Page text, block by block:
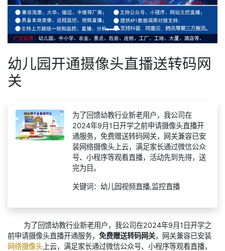
幼儿园开通摄像头直播送转码网
关
为了回馈幼教行业新老用户，我公司在
2024年9月1日开学之前申请摄像头直播开
通服务，免费赠送转码网关，网关兼容已安
装网络摄像头上云，满足家长通过微信公众
号、小程序等观看直播，活动先到先得，送
完为目。
关键词：幼儿园视频直播,监控直播
为了回馈幼教行业新老用户，我公司在2024年9月1日开学之
前申请摄像头直播开通服务， 免费赠送转码网关，网关兼容已安装
网络摄像头 上云，满足家长通过微信公众号、小程序等观看直播，